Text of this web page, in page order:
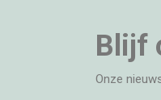
Blijf
Onze